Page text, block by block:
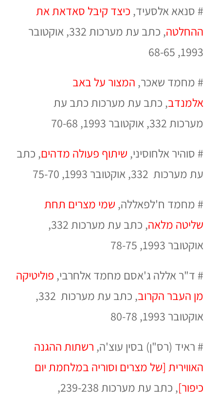
#סנאא אלסעיד, כיצד קיבל סאדאת את
ההחלטה, כתב עת מערכות
332, אוקטובר
1993, 68-65
#מחמד שאכר, המצור על באב
אלמנדב, כתב עת מערכותכתב עת
מערכות332, אוקטובר 1993, 70-68
#סוהיר אלחוסיני, שיתוף פעולה מדהים, כתב
עת מערכות
#מחמד ח'לפאללה, שמי מצרים תחת
שליטה מלאה, כתב עת מערכות
332,
אוקטובר 1993, 78-75
#ד"ר אללה ג'אסם מחמד אלחרבי, פוליטיקה
מן העבר הקרוב, כתב עת מערכות
332,
אוקטובר 1993, 80-78
#ראיד (רס"ן) בסין עוצ'ה, רשתות ההגנה
האווירית [של מצרים וסוריה במלחמת יום
כיפור], כתב עת מערכות
239-238,